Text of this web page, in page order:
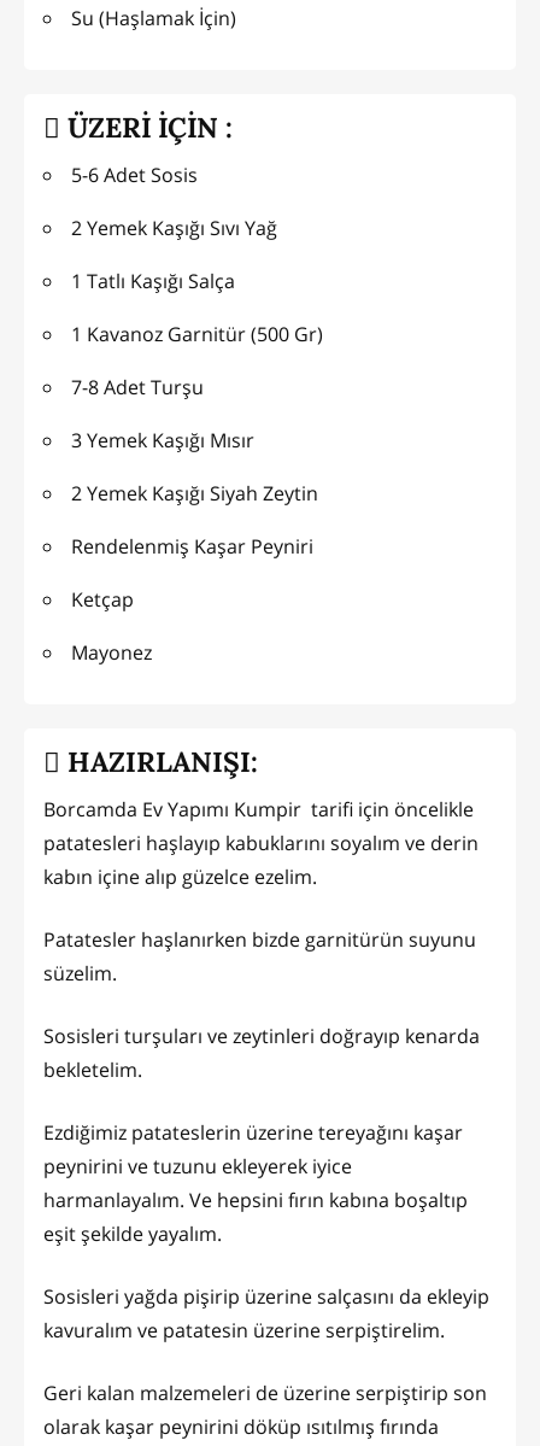
Su (Haşlamak İçin)
ÜZERİ İÇİN :
5-6 Adet Sosis
2 Yemek Kaşığı Sıvı Yağ
1 Tatlı Kaşığı Salça
1 Kavanoz Garnitür (500 Gr)
7-8 Adet Turşu
3 Yemek Kaşığı Mısır
2 Yemek Kaşığı Siyah Zeytin
Rendelenmiş Kaşar Peyniri
Ketçap
Mayonez
HAZIRLANIŞI:
Borcamda Ev Yapımı Kumpir tarifi için öncelikle
patatesleri haşlayıp kabuklarını soyalım ve derin
kabın içine alıp güzelce ezelim.
Patatesler haşlanırken bizde garnitürün suyunu
süzelim.
Sosisleri turşuları ve zeytinleri doğrayıp kenarda
bekletelim.
Ezdiğimiz patateslerin üzerine tereyağını kaşar
peynirini ve tuzunu ekleyerek iyice
harmanlayalım. Ve hepsini fırın kabına boşaltıp
eşit şekilde yayalım.
Sosisleri yağda pişirip üzerine salçasını da ekleyip
kavuralım ve patatesin üzerine serpiştirelim.
Geri kalan malzemeleri de üzerine serpiştirip son
olarak kaşar peynirini döküp ısıtılmış fırında